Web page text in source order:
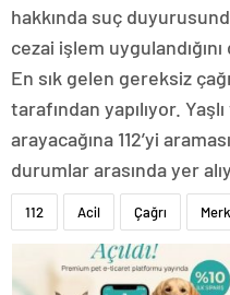
hakkında suç
cezai işlem uygulandığını
En sık gelen gereksiz
tarafından yapılıyor.
arayacağına 112’yi
durumlar arasında yer
112 Acil Çağrı